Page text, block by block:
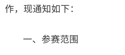
作，现通知如下：
一、参赛范围